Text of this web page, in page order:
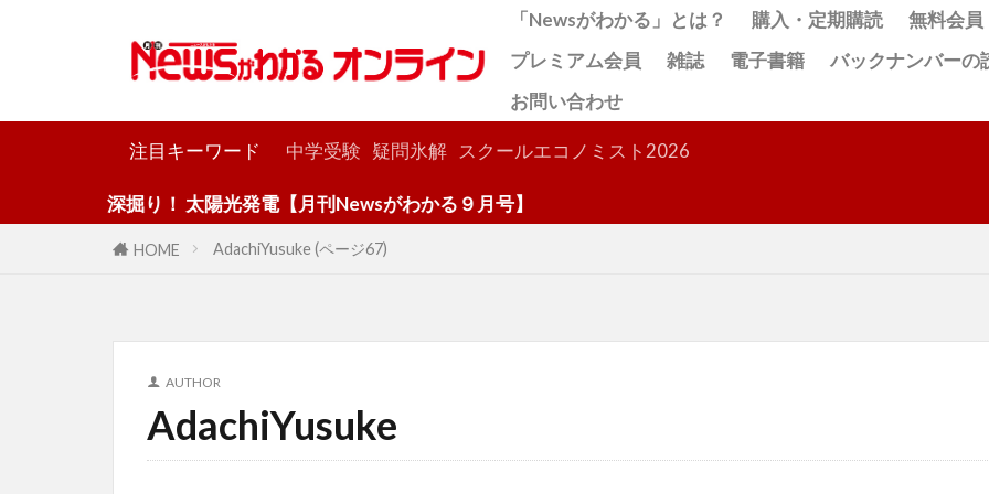
「Newsがわかる」とは？ 購入・定期購読
無料会員
プレミアム会員
雑誌 電子書籍
バックナンバーの
お問い合わせ
注目キーワード 中学受験 疑問氷解 スクールエコノミスト2026
深掘り！ 太陽光発電【月刊Newsがわかる９月号】
HOME AdachiYusuke (ページ67)
AUTHOR
AdachiYusuke
検索